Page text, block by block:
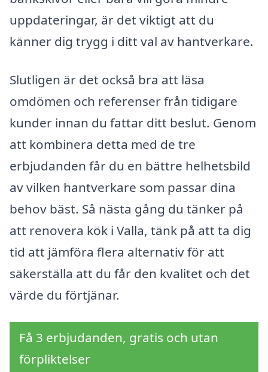
uppdateringar, är det viktigt att du
känner dig trygg i ditt val av hantverkare.
Slutligen är det också bra att läsa
omdömen och referenser från tidigare
kunder innan du fattar ditt beslut. Genom
att kombinera detta med de tre
erbjudanden får du en bättre helhetsbild
av vilken hantverkare som passar dina
behov bäst. Så nästa gång du tänker på
att renovera kök i Valla, tänk på att ta dig
tid att jämföra flera alternativ för att
säkerställa att du får den kvalitet och det
värde du förtjänar.
Få 3 erbjudanden, gratis och utan
förpliktelser